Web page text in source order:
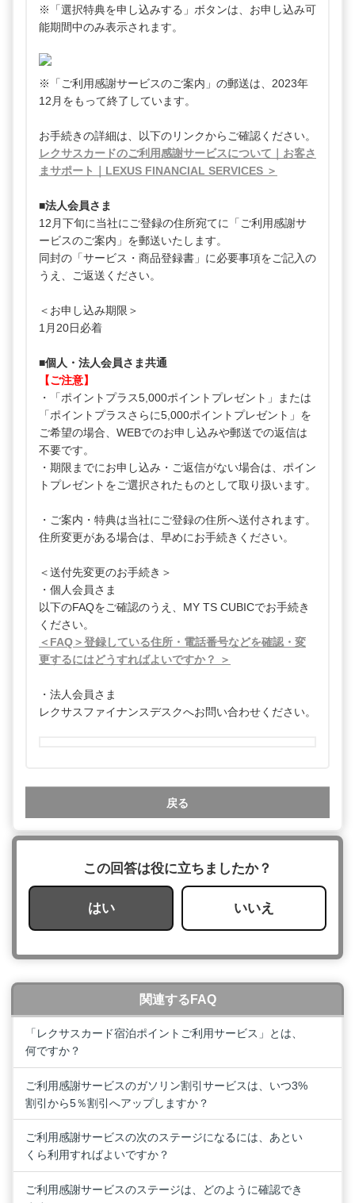
※「選択特典を申し込みする」ボタンは、お申し込み可
能期間中のみ表示されます。
※「ご利用感謝サービスのご案内」の郵送は、2023年
12月をもって終了しています。
お手続きの詳細は、以下のリンクからご確認ください。
レクサスカードのご利用感謝サービスについて｜お客さ
まサポート｜LEXUS FINANCIAL SERVICES ＞
■法人会員さま
12月下旬に当社にご登録の住所宛てに「ご利用感謝サ
ービスのご案内」を郵送いたします。
同封の「サービス・商品登録書」に必要事項をご記入の
うえ、ご返送ください。
＜お申し込み期限＞
1月20日必着
■個人・法人会員さま共通
【ご注意】
・「ポイントプラス5,000ポイントプレゼント」または
「ポイントプラスさらに5,000ポイントプレゼント」を
ご希望の場合、WEBでのお申し込みや郵送での返信は
不要です。
・期限までにお申し込み・ご返信がない場合は、ポイン
トプレゼントをご選択されたものとして取り扱います。
・ご案内・特典は当社にご登録の住所へ送付されます。
住所変更がある場合は、早めにお手続きください。
＜送付先変更のお手続き＞
・個人会員さま
以下のFAQをご確認のうえ、MY TS CUBICでお手続き
ください。
＜FAQ＞登録している住所・電話番号などを確認・変
更するにはどうすればよいですか？ ＞
・法人会員さま
レクサスファイナンスデスクへお問い合わせください。
戻る
この回答は役に立ちましたか？
はい いいえ
関連するFAQ
「レクサスカード宿泊ポイントご利用サービス」とは、
何ですか？
ご利用感謝サービスのガソリン割引サービスは、いつ3%
割引から5％割引へアップしますか？
ご利用感謝サービスの次のステージになるには、あとい
くら利用すればよいですか？
ご利用感謝サービスのステージは、どのように確認でき